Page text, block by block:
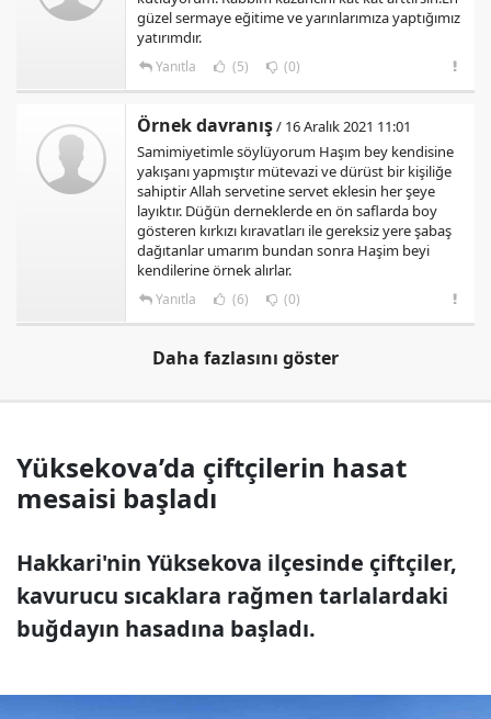
güzel sermaye eğitime ve yarınlarımıza yaptığımız
yatırımdır.
Yanıtla (5) (0)
Örnek davranış/ 16 Aralık 2021 11:01
Samimiyetimle söylüyorum Haşım bey kendisine
yakışanı yapmıştır mütevazi ve dürüst bir kişiliğe
sahiptir Allah servetine servet eklesin her şeye
layıktır. Düğün derneklerde en ön saflarda boy
gösteren kırkızı kıravatları ile gereksiz yere şabaş
dağıtanlar umarım bundan sonra Haşim beyi
kendilerine örnek alırlar.
Yanıtla (6) (0)
Daha fazlasını göster
Yüksekova’da çiftçilerin hasat
mesaisi başladı
Hakkari'nin Yüksekova ilçesinde çiftçiler,
kavurucu sıcaklara rağmen tarlalardaki
buğdayın hasadına başladı.